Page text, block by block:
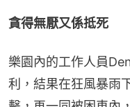
貪得無厭又係抵死
樂園內的工作人員
利，結果在狂風暴雨